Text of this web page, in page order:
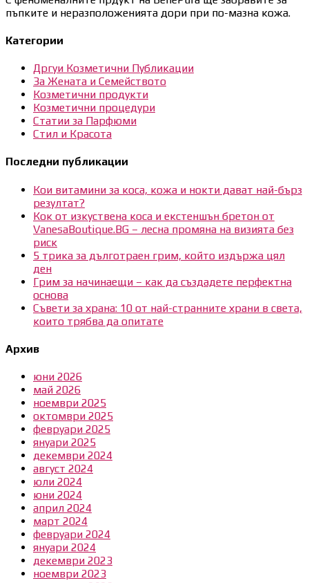
пъпките и неразположенията дори при по-мазна кожа.
Категории
Дргуи Козметични Публикации
За Жената и Семейството
Козметични продукти
Козметични процедури
Статии за Парфюми
Стил и Красота
Последни публикации
Кои витамини за коса, кожа и нокти дават най-бърз
резултат?
Кок от изкуствена коса и екстеншън бретон от
VanesaBoutique.BG – лесна промяна на визията без
риск
5 трика за дълготраен грим, който издържа цял
ден
Грим за начинаещи – как да създадете перфектна
основа
Съвети за храна: 10 от най-странните храни в света,
които трябва да опитате
Архив
юни 2026
май 2026
ноември 2025
октомври 2025
февруари 2025
януари 2025
декември 2024
август 2024
юли 2024
юни 2024
април 2024
март 2024
февруари 2024
януари 2024
декември 2023
ноември 2023